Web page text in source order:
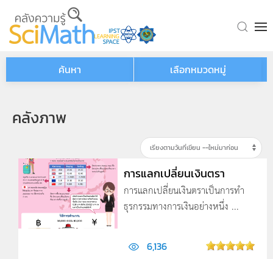
Skip to main content
ค้นหา เลือกหมวดหมู่
คลังภาพ
การแลกเปลี่ยนเงินตรา
การแลกเปลี่ยนเงินตราเป็นการทำ
ธุรกรรมทางการเงินอย่างหนึ่ง ...
6,136